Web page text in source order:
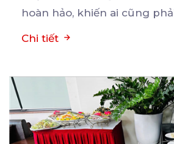
hoàn hảo, khiến ai cũng
Chi tiết